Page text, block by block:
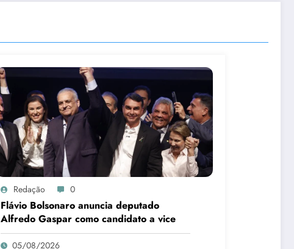
Redação 0
Flávio Bolsonaro anuncia deputado
Alfredo Gaspar como candidato a vice
05/08/2026